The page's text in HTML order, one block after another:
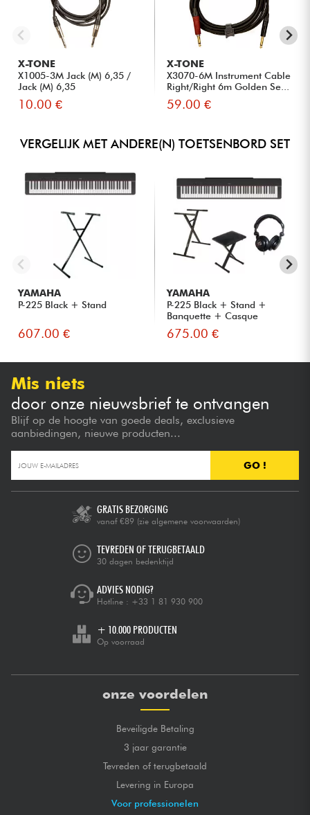
X-TONE
X1005-3M Jack (M) 6,35 /
Jack (M) 6,35
10.00 €
X-TONE
X3070-6M Instrument Cable
Right/Right 6m Golden Se...
59.00 €
VERGELIJK MET ANDERE(N) TOETSENBORD SET
YAMAHA
P-225 Black + Stand
607.00 €
YAMAHA
P-225 Black + Stand +
Banquette + Casque
675.00 €
Mis niets
door onze nieuwsbrief te ontvangen
Blijf op de hoogte van goede deals, exclusieve
aanbiedingen, nieuwe producten...
GO !
GRATIS BEZORGING
vanaf €89 (zie algemene voorwaarden)
TEVREDEN OF TERUGBETAALD
30 dagen bedenktijd
ADVIES NODIG?
Hotline : +33 1 81 930 900
+ 10.000 PRODUCTEN
Op voorraad
onze voordelen
Beveiligde Betaling
3 jaar garantie
Tevreden of terugbetaald
Levering in Europa
Voor professionelen